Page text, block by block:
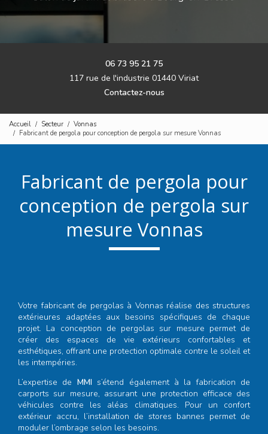
06 73 95 21 75
117 rue de l'industrie 01440 Viriat
Contactez-nous
Accueil Secteur
Vonnas
Fabricant de pergola pour conception de pergola sur mesure Vonnas
Fabricant de pergola pour
conception de pergola sur
mesure Vonnas
Votre fabricant de pergolas à Vonnas réalise des structures
extérieures adaptées aux besoins spécifiques de chaque
projet. La conception de pergolas sur mesure permet de
créer des espaces de vie extérieurs confortables et
esthétiques, offrant une protection optimale contre le soleil et
les intempéries.
L’expertise de MMIs’étend également à la fabrication de
carports sur mesure, assurant une protection efficace des
véhicules contre les aléas climatiques. Pour un confort
extérieur accru, l’installation de stores bannes permet de
moduler l’ombrage selon les besoins.